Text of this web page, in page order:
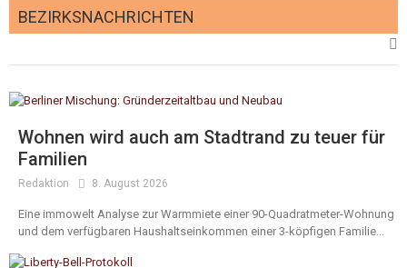
BEZIRKSNACHRICHTEN
Wohnen wird auch am Stadtrand zu teuer für
Familien
Redaktion 8. August 2026
Eine immowelt Analyse zur Warmmiete einer 90-Quadratmeter-Wohnung
und dem verfügbaren Haushaltseinkommen einer 3-köpfigen Familie...